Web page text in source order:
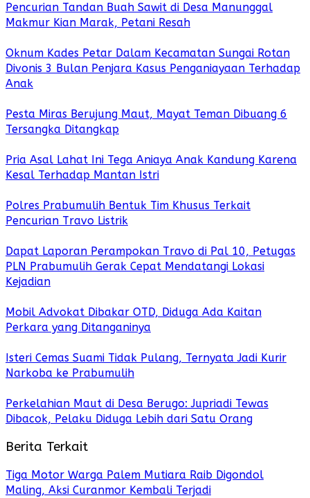
Pencurian Tandan Buah Sawit di Desa Manunggal
Makmur Kian Marak, Petani Resah
Oknum Kades Petar Dalam Kecamatan Sungai Rotan
Divonis 3 Bulan Penjara Kasus Penganiayaan Terhadap
Anak
Pesta Miras Berujung Maut, Mayat Teman Dibuang 6
Tersangka Ditangkap
Pria Asal Lahat Ini Tega Aniaya Anak Kandung Karena
Kesal Terhadap Mantan Istri
Polres Prabumulih Bentuk Tim Khusus Terkait
Pencurian Travo Listrik
Dapat Laporan Perampokan Travo di Pal 10, Petugas
PLN Prabumulih Gerak Cepat Mendatangi Lokasi
Kejadian
Mobil Advokat Dibakar OTD, Diduga Ada Kaitan
Perkara yang Ditanganinya
Isteri Cemas Suami Tidak Pulang, Ternyata Jadi Kurir
Narkoba ke Prabumulih
Perkelahian Maut di Desa Berugo: Jupriadi Tewas
Dibacok, Pelaku Diduga Lebih dari Satu Orang
Berita Terkait
Tiga Motor Warga Palem Mutiara Raib Digondol
Maling, Aksi Curanmor Kembali Terjadi